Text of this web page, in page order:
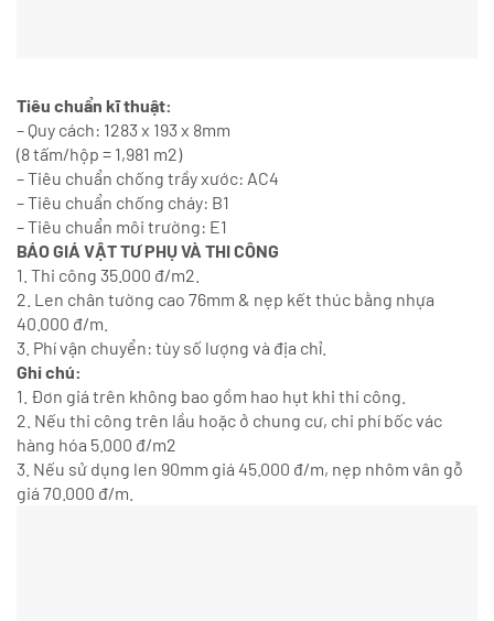
Tiêu chuẩn kĩ thuật:
– Quy cách: 1283 x 193 x 8mm
(8 tấm/hộp = 1,981 m2)
– Tiêu chuẩn chống trầy xước: AC4
– Tiêu chuẩn chống cháy: B1
– Tiêu chuẩn môi trường: E1
BÁO GIÁ VẬT TƯ PHỤ VÀ THI CÔNG
1. Thi công 35.000 đ/m2.
2. Len chân tường cao 76mm & nẹp kết thúc bằng nhựa
40.000 đ/m.
3. Phí vận chuyển: tùy số lượng và địa chỉ.
Ghi chú:
1. Đơn giá trên không bao gồm hao hụt khi thi công.
2. Nếu thi công trên lầu hoặc ở chung cư, chi phí bốc vác
hàng hóa 5.000 đ/m2
3. Nếu sử dụng len 90mm giá 45.000 đ/m, nẹp nhôm vân gỗ
giá 70.000 đ/m.